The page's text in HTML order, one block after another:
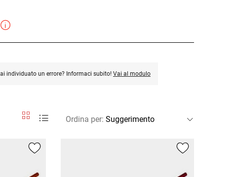
individuato un errore? Informaci subito! Vai al modulo
Ordina per: